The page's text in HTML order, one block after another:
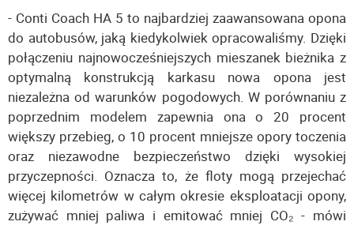
- Conti Coach HA 5 to najbardziej zaawansowana opona
do autobusów, jaką kiedykolwiek opracowaliśmy. Dzięki
połączeniu najnowocześniejszych mieszanek bieżnika z
optymalną konstrukcją karkasu nowa opona jest
niezależna od warunków pogodowych. W porównaniu z
poprzednim modelem zapewnia ona o 20 procent
większy przebieg, o 10 procent mniejsze opory toczenia
oraz niezawodne bezpieczeństwo dzięki wysokiej
przyczepności. Oznacza to, że floty mogą przejechać
więcej kilometrów w całym okresie eksploatacji opony,
zużywać mniej paliwa i emitować mniej CO₂ - mówi